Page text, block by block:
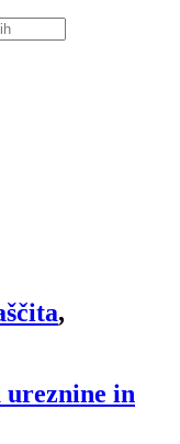
,
ureznine in